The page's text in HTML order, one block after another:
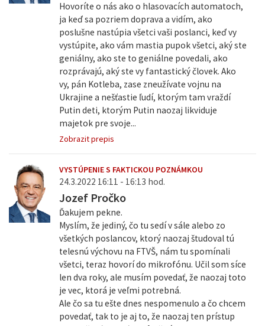
Hovoríte o nás ako o hlasovacích automatoch,
ja keď sa pozriem doprava a vidím, ako
poslušne nastúpia všetci vaši poslanci, keď vy
vystúpite, ako vám mastia pupok všetci, aký ste
geniálny, ako ste to geniálne povedali, ako
rozprávajú, aký ste vy fantastický človek. Ako
vy, pán Kotleba, zase zneužívate vojnu na
Ukrajine a nešťastie ľudí, ktorým tam vraždí
Putin deti, ktorým Putin naozaj likviduje
majetok pre svoje...
Zobrazit prepis
VYSTÚPENIE S FAKTICKOU POZNÁMKOU
24.3.2022 16:11 - 16:13 hod.
Jozef Pročko
Ďakujem pekne.
Myslím, že jediný, čo tu sedí v sále alebo zo
všetkých poslancov, ktorý naozaj študoval tú
telesnú výchovu na FTVŠ, nám tu spomínali
všetci, teraz hovorí do mikrofónu. Učil som síce
len dva roky, ale musím povedať, že naozaj toto
je vec, ktorá je veľmi potrebná.
Ale čo sa tu ešte dnes nespomenulo a čo chcem
povedať, tak to je aj to, že naozaj ten prístup